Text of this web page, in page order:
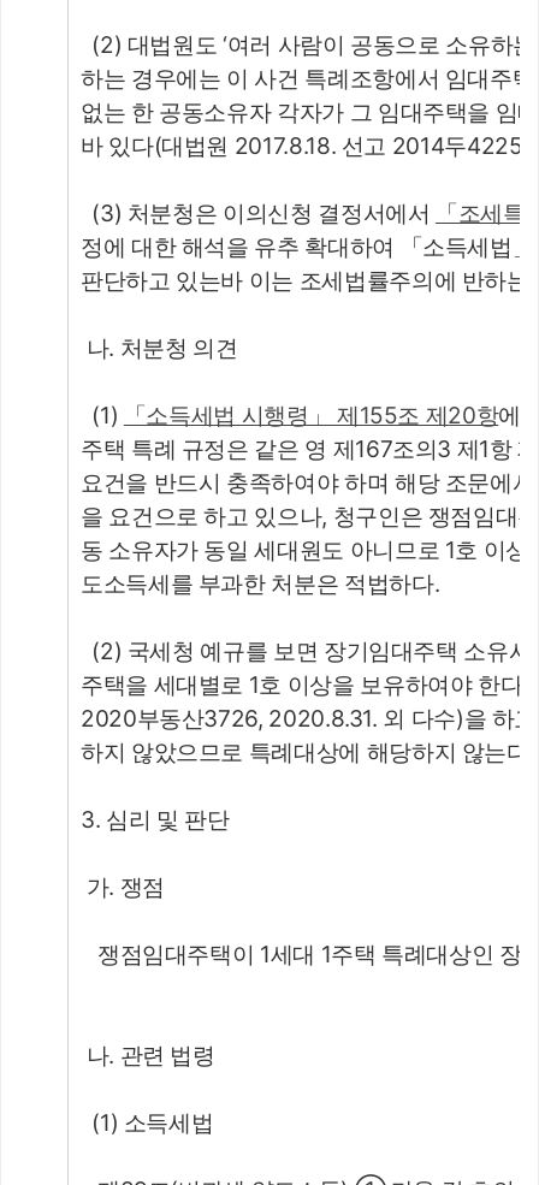
(2) 대법원도 ‘여러 사람이 공동으로 소유하
하는 경우에는 이 사건 특례조항에서 임대주
없는 한 공동소유자 각자가 그 임대주택을 임
바 있다(대법원 2017.8.18. 선고 2014두
(3) 처분청은 이의신청 결정서에서
「조세
정에 대한 해석을 유추 확대하여 「소득세법
판단하고 있는바 이는 조세법률주의에 반하는
나. 처분청 의견
(1) 「소득세법 시행령」 제155조 제20항에
주택 특례 규정은 같은 영 제167조의3 제1항
요건을 반드시 충족하여야 하며 해당 조문에
을 요건으로 하고 있으나, 청구인은 쟁점임대
동 소유자가 동일 세대원도 아니므로 1호 이
도소득세를 부과한 처분은 적법하다.
(2) 국세청 예규를 보면 장기임대주택 소유
주택을 세대별로 1호 이상을 보유하여야 한
2020부동산3726, 2020.8.31. 외 다수)을 하
하지 않았으므로 특례대상에 해당하지 않는다.
3. 심리 및 판단
가. 쟁점
쟁점임대주택이 1세대 1주택 특례대상인 장
나. 관련 법령
(1) 소득세법